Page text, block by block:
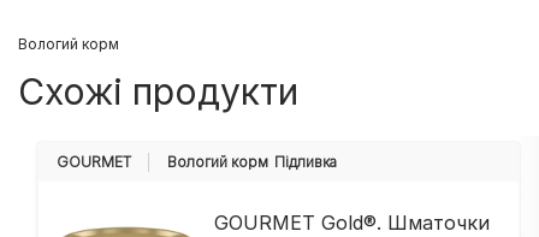
Вологий корм
Схожі продукти
GOURMET Вологий корм Підливка
GOURMET Gold®. Шматочки